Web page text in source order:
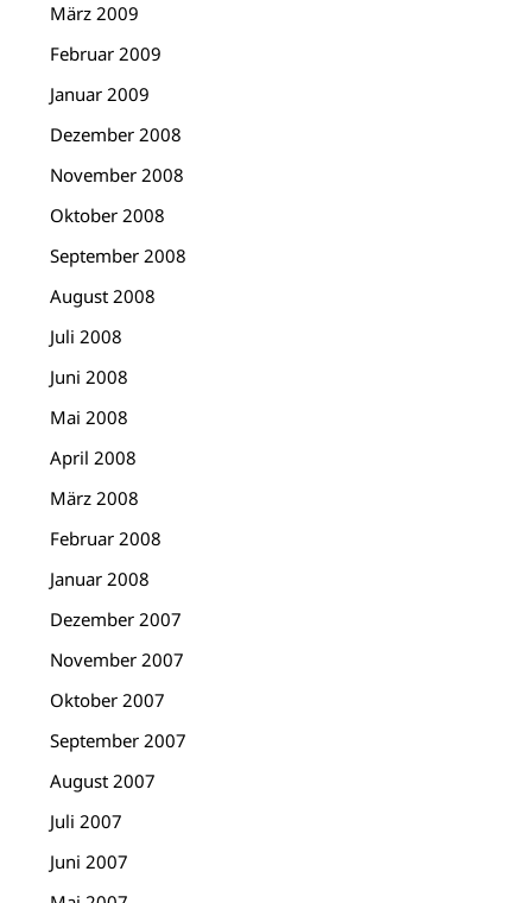
März 2009
Februar 2009
Januar 2009
Dezember 2008
November 2008
Oktober 2008
September 2008
August 2008
Juli 2008
Juni 2008
Mai 2008
April 2008
März 2008
Februar 2008
Januar 2008
Dezember 2007
November 2007
Oktober 2007
September 2007
August 2007
Juli 2007
Juni 2007